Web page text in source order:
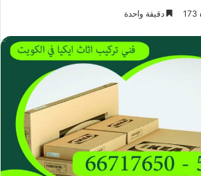
173 دقيقة واحدة